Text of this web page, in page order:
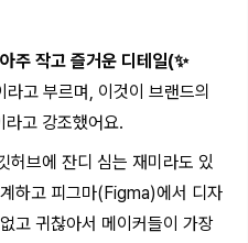
주 작고 즐거운 디테일(✨
라고 부르며, 이것이 브랜드의
고 강조했어요.
허브에 잔디 심는 재미라도 있
하고 피그마(Figma)에서 디자
고 귀찮아서 메이커들이 가장